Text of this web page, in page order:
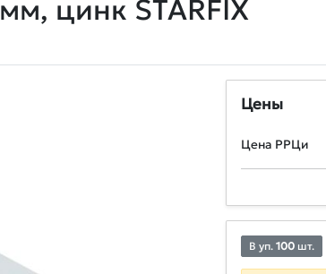
цинк STARFIX
Цены
Цена РРЦи
В уп. 100 шт.